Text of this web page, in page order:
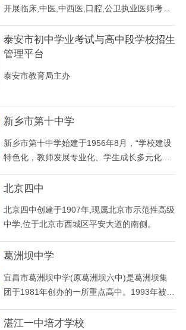
开展临床,中医,中西医,口腔,公卫执业医师考试
班,面授加网上辅导通过率屡创新高！同时也提
供卫生人才和医学考试报名动态信息和好大夫
泰安市初中学业考试与高中段学校招生
管理平台
泰安市教育局主办
新乡市第十中学
新乡市第十中学始建于1956年8月，“学校建设
特色化，教师发展专业化、学生成长多元化，
牌，并在走进新课程中放射出无限的魅力。目
在职教职工有226人，其中特级教师7人，高级
教师89人，一级教师72人，研究生学历12名，
学历达标率
北京四中
北京四中创建于1907年,现属北京市示范性高级
中学,位于北京市西城区平安大道的南侧。
葛洲坝中学
宜昌市葛洲坝中学(原葛洲坝六中)是葛洲坝集
团于1981年创办的一所重点高中。1993年被湖
被湖北省人民政府教育督导室、省教育厅命名
湛江一中培才学校